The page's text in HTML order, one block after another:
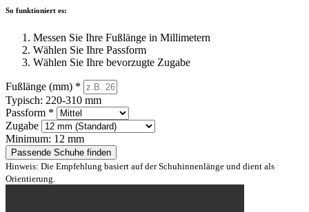
So funktioniert es:
Messen Sie Ihre Fußlänge in Millimetern
Wählen Sie Ihre Passform
Wählen Sie Ihre bevorzugte Zugabe
Fußlänge (mm) *
Typisch: 220-310 mm
Passform *
Zugabe
Minimum: 12 mm
Passende Schuhe finden
Hinweis: Die Empfehlung basiert auf der Schuhinnenlänge und dient als
Orientierung.